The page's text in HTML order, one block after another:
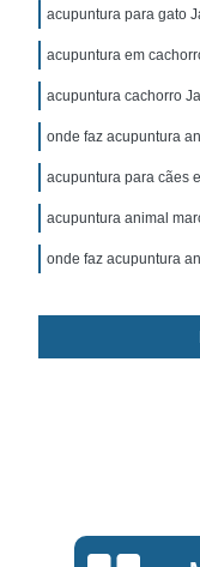
acupuntura para gato
acupuntura em
acupuntura cachorro
onde faz acupuntura
acupuntura para cães
acupuntura animal
onde faz acupuntura